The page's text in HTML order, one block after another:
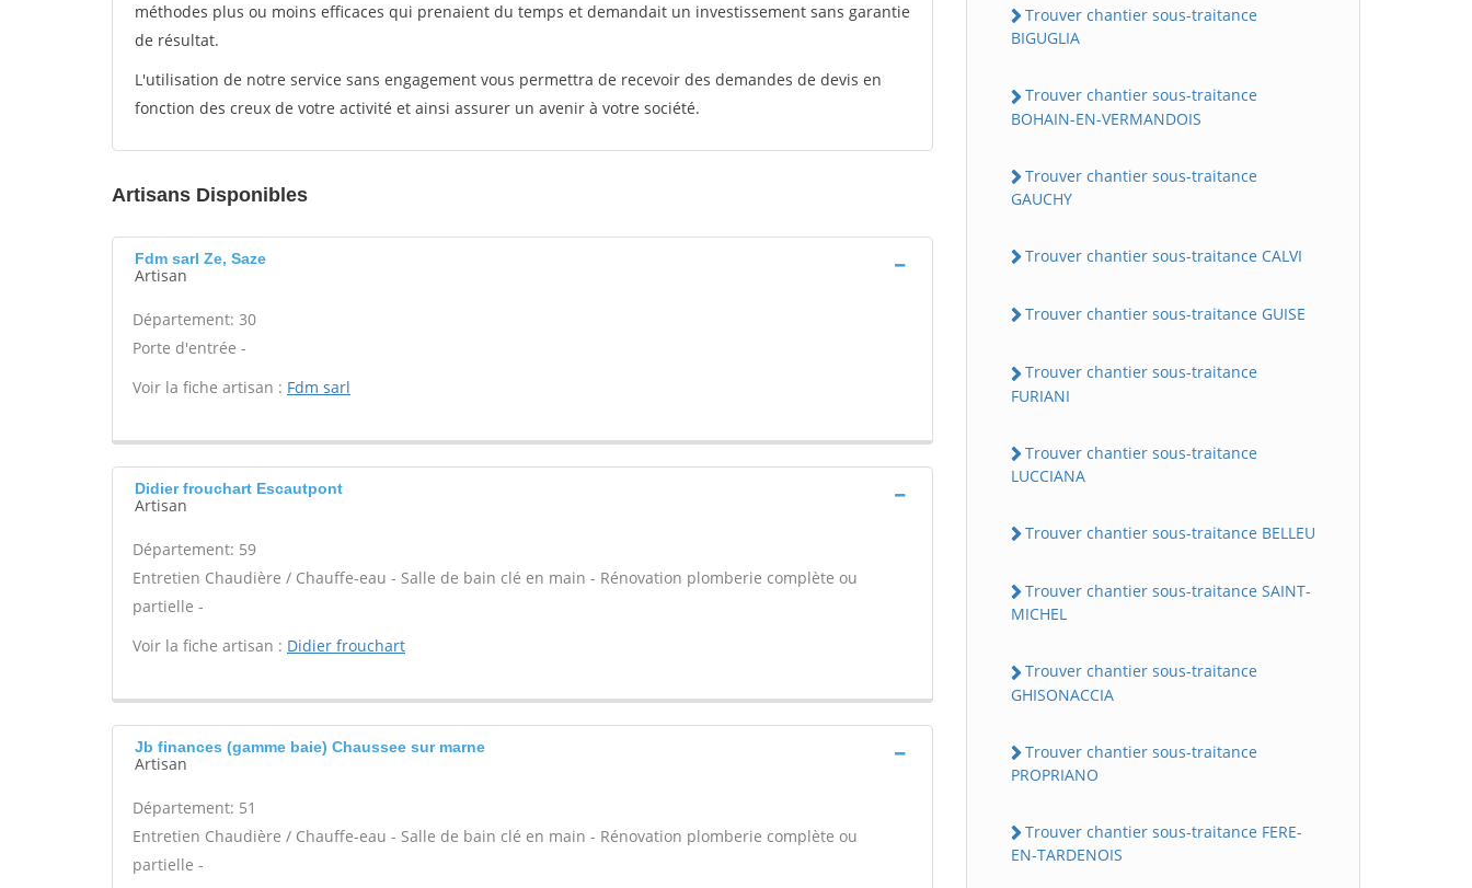
méthodes plus ou moins efficaces qui prenaient du temps et demandait un investissement sans garantie
de résultat.
L'utilisation de notre service sans engagement vous permettra de recevoir des demandes de devis en
fonction des creux de votre activité et ainsi assurer un avenir à votre société.
Artisans Disponibles
Fdm sarl Ze, Saze
Artisan
Département: 30
Porte d'entrée -
Voir la fiche artisan : Fdm sarl
Didier frouchart Escautpont
Artisan
Département: 59
Entretien Chaudière / Chauffe-eau - Salle de bain clé en main - Rénovation plomberie complète ou
partielle -
Voir la fiche artisan : Didier frouchart
Jb finances (gamme baie) Chaussee sur marne
Artisan
Département: 51
Entretien Chaudière / Chauffe-eau - Salle de bain clé en main - Rénovation plomberie complète ou
partielle -
Trouver chantier sous-traitance
BIGUGLIA
Trouver chantier sous-traitance
BOHAIN-EN-VERMANDOIS
Trouver chantier sous-traitance
GAUCHY
Trouver chantier sous-traitance CALVI
Trouver chantier sous-traitance GUISE
Trouver chantier sous-traitance
FURIANI
Trouver chantier sous-traitance
LUCCIANA
Trouver chantier sous-traitance BELLEU
Trouver chantier sous-traitance SAINT-
MICHEL
Trouver chantier sous-traitance
GHISONACCIA
Trouver chantier sous-traitance
PROPRIANO
Trouver chantier sous-traitance FERE-
EN-TARDENOIS